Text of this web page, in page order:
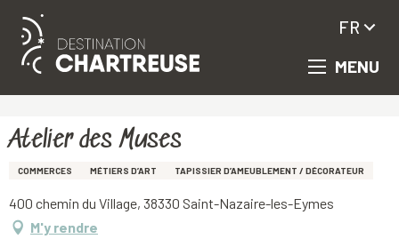
Aller
principal
MENU
FR
Atelier des Muses
COMMERCES MÉTIERS D’ART TAPISSIER D’AMEUBLEMENT / DÉCORATEUR
400 chemin du Village, 38330 Saint-Nazaire-les-Eymes
M'y rendre